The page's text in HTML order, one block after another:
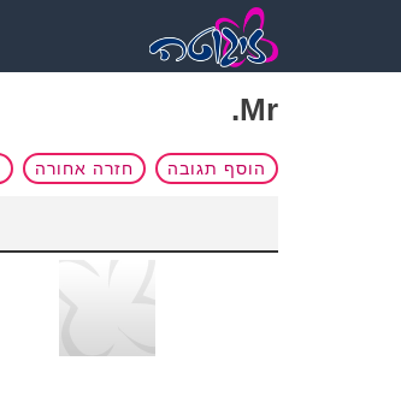
Mr.
הוסף תגובה חזרה אחורה